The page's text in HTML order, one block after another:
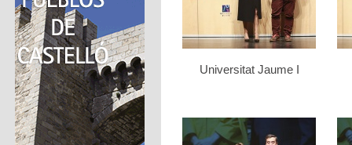
Universitat Jaume I